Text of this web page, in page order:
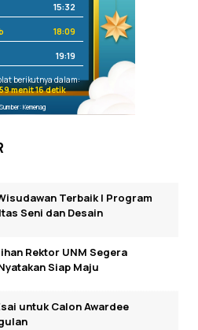
15:32
18:09
19:19
berikutnya dalam:
menit 15 detik
Sumber: Kemenag
Terbaik I Program
Seni dan Desain
Rektor UNM Segera
Siap Maju
untuk Calon Awardee